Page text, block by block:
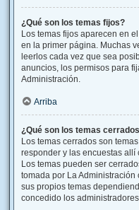
¿Qué son los temas fijos?
Los temas fijos aparecen en
en la primer página. Muchas
leerlos cada vez que sea
anuncios, los permisos para
Administración.
Arriba
¿Qué son los temas
Los temas cerrados son
responder y las encuestas
Los temas pueden ser
tomada por La Administración
sus propios temas
concedido los